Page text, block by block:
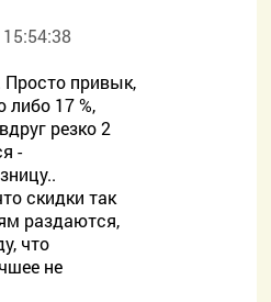
Просто привык,
либо 17 %,
резко 2
-
скидки так
раздаются,
что
не